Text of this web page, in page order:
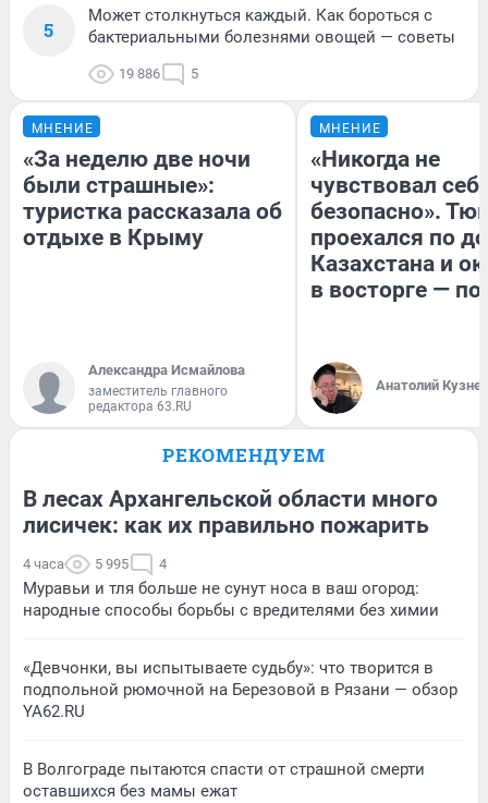
5
Может столкнуться каждый. Как бороться с
бактериальными болезнями овощей — советы
19 886 5
МНЕНИЕ
«За неделю две ночи
были страшные»:
туристка рассказала об
отдыхе в Крыму
Александра Исмайлова
заместитель главного
редактора 63.RU
МНЕНИЕ
«Никогда не
чувствовал
безопасно».
проехался по
Казахстана и
в восторге —
Анатолий
РЕКОМЕНДУЕМ
В лесах Архангельской области много
лисичек: как их правильно пожарить
4 часа 5 995 4
Муравьи и тля больше не сунут носа в ваш огород:
народные способы борьбы с вредителями без химии
«Девчонки, вы испытываете судьбу»: что творится в
подпольной рюмочной на Березовой в Рязани — обзор
YA62.RU
В Волгограде пытаются спасти от страшной смерти
оставшихся без мамы ежат